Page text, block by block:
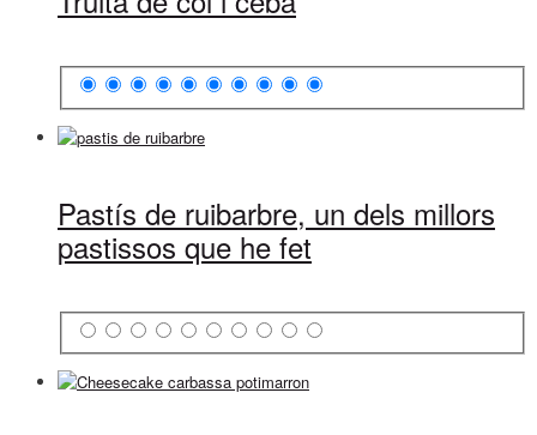
Pastís de ruibarbre, un dels millors
pastissos que he fet